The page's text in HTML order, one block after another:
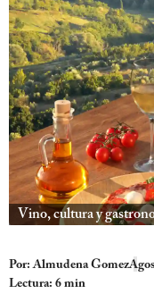
Vino, cultura y
Por:Almudena Gomez
Lectura: 6 min